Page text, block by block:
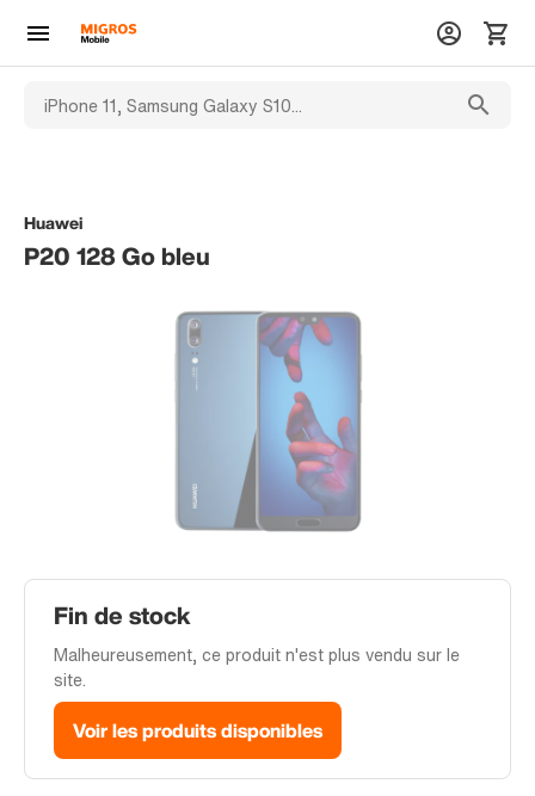
Huawei
P20 128 Go bleu
Fin de stock
Malheureusement, ce produit n'est plus vendu sur le
site.
Voir les produits disponibles